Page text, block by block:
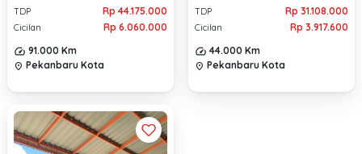
TDP Rp 44.175.000
Cicilan
Rp 6.060.000
91.000 Km
location_on Pekanbaru Kota
TDP Rp 31.108.000
Cicilan
Rp 3.917.600
44.000 Km
location_on Pekanbaru Kota